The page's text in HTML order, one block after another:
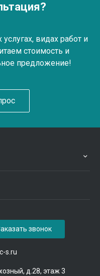
видах работ и
стоимость и
предложение!
s.ru
д.28, этаж 3
звонок